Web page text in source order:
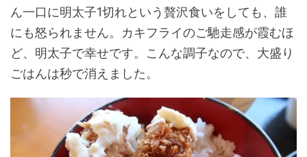
ん一口に明太子1切れという贅沢食いをしても、誰
にも怒られません。カキフライのご馳走感が霞むほ
ど、明太子で幸せです。こんな調子なので、大盛り
ごはんは秒で消えました。